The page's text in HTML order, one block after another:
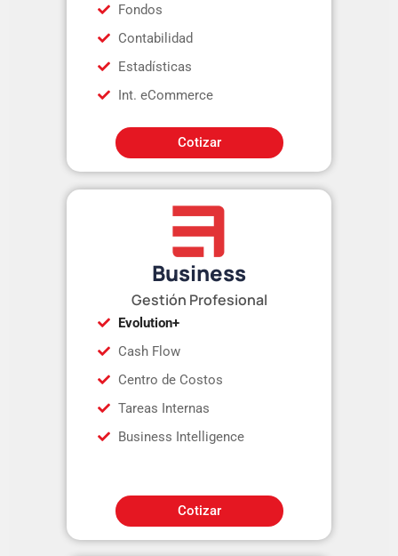
Fondos
Contabilidad
Estadísticas
Int. eCommerce
Cotizar
Business
Gestión Profesional
Evolution+
Cash Flow
Centro de Costos
Tareas Internas
Business Intelligence
Cotizar